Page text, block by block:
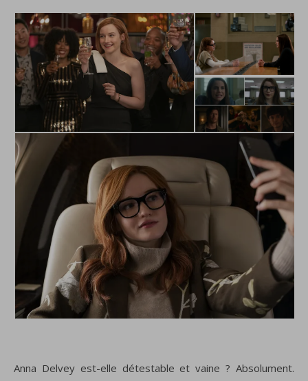
Anna Delvey est-elle détestable et vaine ? Absolument.